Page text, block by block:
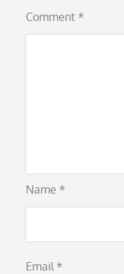
Comment *
Name *
Email *